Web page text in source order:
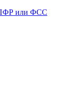
ПФР или ФСС